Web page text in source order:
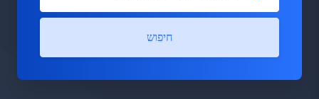
חיפוש